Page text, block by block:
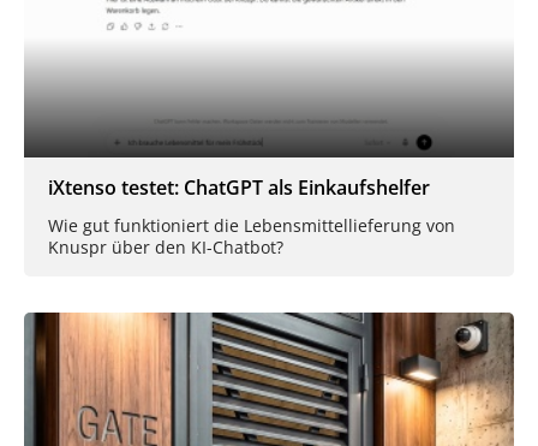
iXtenso testet: ChatGPT als Einkaufshelfer
Wie gut funktioniert die Lebensmittellieferung von
Knuspr über den KI-Chatbot?